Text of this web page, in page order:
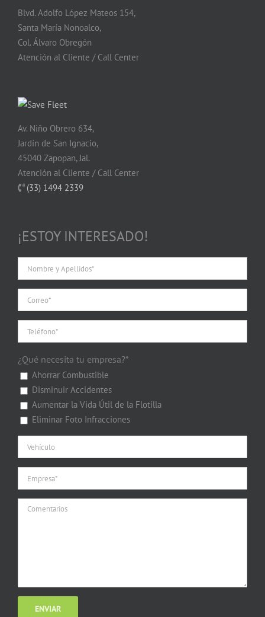
Blvd. Adolfo López Mateos 154,
Santa María Nonoalco,
Col. Álvaro Obregón
Atención al Cliente / Call Center
Av. Niño Obrero 634,
Jardín de San Ignacio,
45040 Zapopan, Jal.
Atención al Cliente / Call Center
(33) 1494 2339
¡ESTOY INTERESADO!
¿Qué necesita tu empresa?*
Ahorrar Combustible
Disminuir Accidentes
Aumentar la Vida Útil de la Flotilla
Eliminar Foto Infracciones